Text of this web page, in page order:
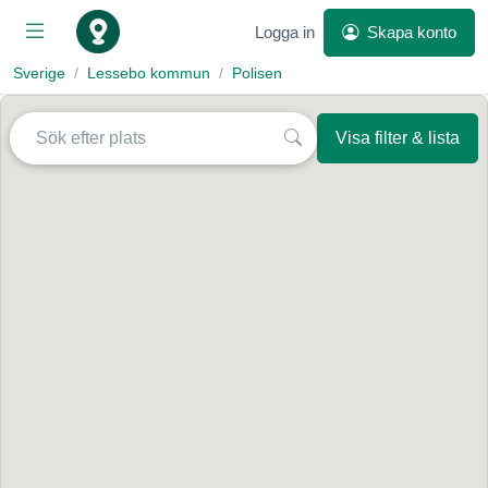
Logga in Skapa konto
Sverige Lessebo kommun Polisen
Visa filter & lista